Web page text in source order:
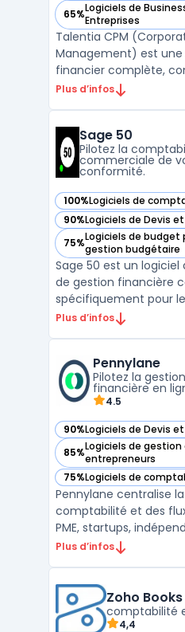
65%Logiciels de
Entreprises
— voir Talentia CPM
Talentia CPM
Management) est
financier complète,
aux enjeux
centralise l'ensemble
consolidation ...
Plus d’infos
Sage 50
Pilotez la
commerciale de
conformité.
100%Logiciels de
— voir Sage 50 dans
90%Logiciels de Devis
— voir Sage 50 dans
75%Logiciels de budget
gestion budgétaire
— voir Sage 50 dans
Sage 50 est un
de gestion financière
spécifiquement pour
moyennes entreprises.
fournisseurs, la gestion
Plus d’infos
Pennylane
Pilotez la
financière en
4.5
90%Logiciels de Devis
— voir Pennylane dans
85%Logiciels de
entrepreneurs
— voir Pennylane dans
75%Logiciels de
— voir Pennylane dans
Pennylane centralise
comptabilité et des
PME, startups,
d’expertise
accès collaboratifs
Plus d’infos
Zoho Books
comptabilité
4,4